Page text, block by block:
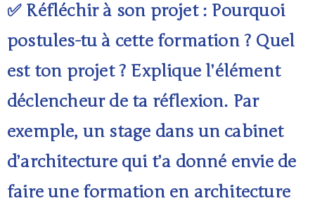
✅ Réfléchir à son projet : Pourquoi
postules-tu à cette formation ? Quel
est ton projet ? Explique l’élément
déclencheur de ta réflexion. Par
exemple, un stage dans un cabinet
d’architecture qui t’a donné envie de
faire une formation en architecture